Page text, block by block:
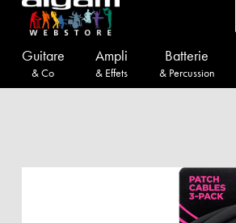
Guitare
& Co
Ampli
& Effets
Batterie
& Percussion